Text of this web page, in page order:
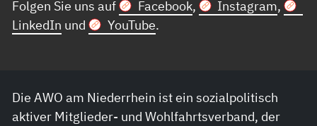
Folgen Sie uns auf
Facebook, Instagram,
LinkedIn und YouTube.
Die AWO am Niederrhein ist ein sozialpolitisch
aktiver Mitglieder- und Wohlfahrtsverband, der